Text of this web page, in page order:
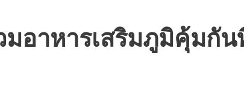
อาหารเสริมภูมิคุ้มกั